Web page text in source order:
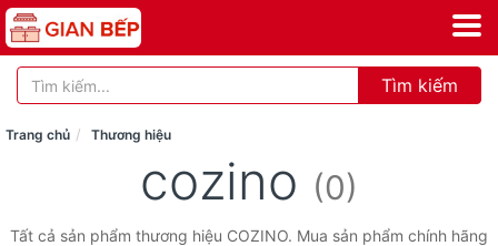
Tìm kiếm
Trang chủ Thương hiệu
cozino (0)
Tất cả sản phẩm thương hiệu COZINO. Mua sản phẩm chính hãng